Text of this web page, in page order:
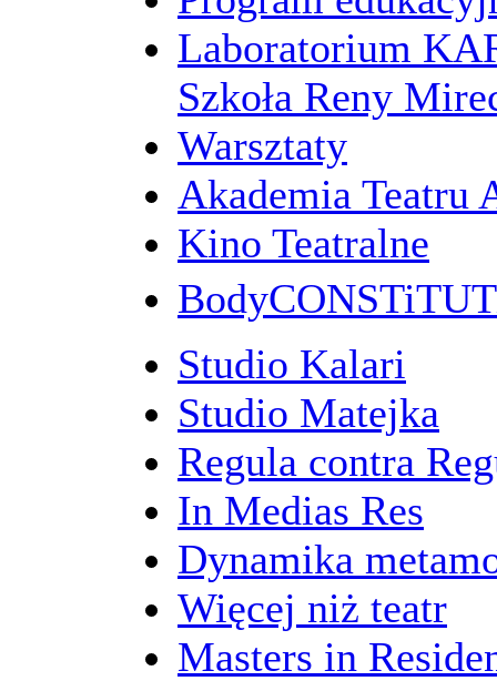
Laboratorium
Szkoła Reny
Warsztaty
Akademia Teatru
Kino Teatralne
Studio Kalari
Studio Matejka
Regula contra
In Medias Res
Dynamika
Więcej niż teatr
Masters in